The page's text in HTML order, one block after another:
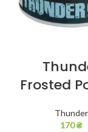
Frosted
Thunder
170₴